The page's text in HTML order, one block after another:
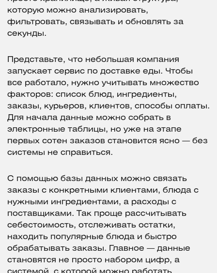
которую можно анализировать,
фильтровать, связывать и обновлять за
секунды.
Представьте, что небольшая компания
запускает сервис по доставке еды. Чтобы
все работало, нужно учитывать множество
факторов: список блюд, ингредиенты,
заказы, курьеров, клиентов, способы оплаты.
Для начала данные можно собрать в
электронные таблицы, но уже на этапе
первых сотен заказов становится ясно — без
системы не справиться.
С помощью базы данных можно связать
заказы с конкретными клиентами, блюда с
нужными ингредиентами, а расходы с
поставщиками. Так проще рассчитывать
себестоимость, отслеживать остатки,
находить популярные блюда и быстро
обрабатывать заказы. Главное — данные
становятся не просто набором цифр, а